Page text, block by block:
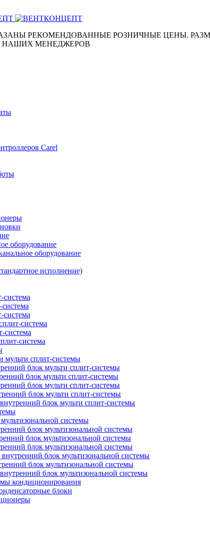
РЕКОМЕНДОВАННЫЕ РОЗНИЧНЫЕ ЦЕНЫ.
НАШИХ МЕНЕДЖЕРОВ
Carel
оборудование
оборудование
исполнение)
система
система
система
система
система
система
сплит-системы
блок мульти сплит-системы
блок мульти сплит-системы
блок мульти сплит-системы
блок мульти сплит-системы
блок мульти сплит-системы
системы
блок мультизональной системы
блок мультизональной системы
блок мультизональной системы
блок мультизональной системы
блок мультизональной системы
блок мультизональной системы
кондиционирования
блоки